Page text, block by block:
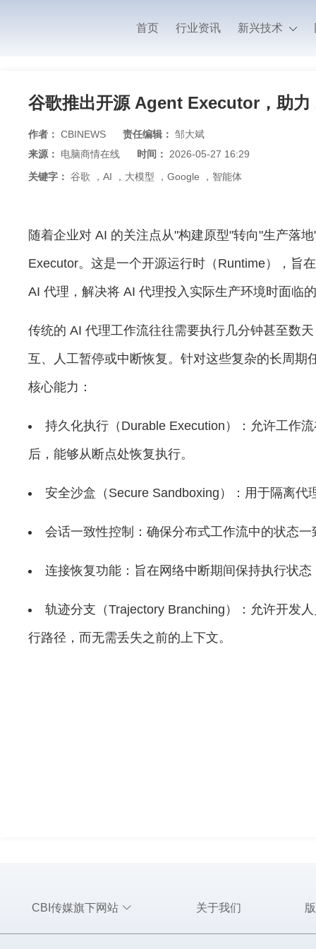
首页 行业资讯 新兴技术
谷歌推出开源 Agent Executor，助力
作者： CBINEWS 责任编辑： 邹大斌
来源： 电脑商情在线 时间： 2026-05-27 16:29
关键字： 谷歌 ， AI ， 大模型 ， Google ， 智能体
随着企业对 AI 的关注点从"构建原型"转向"生产落
Executor。这是一个开源运行时（Runtime），旨
AI 代理，解决将 AI 代理投入实际生产环境时面临
传统的 AI 代理工作流往往需要执行几分钟甚至数
互、人工暂停或中断恢复。针对这些复杂的长周期
核心能力：
持久化执行（Durable Execution）：允许工作
后，能够从断点处恢复执行。
安全沙盒（Secure Sandboxing）：用于隔离代
会话一致性控制：确保分布式工作流中的状态一
连接恢复功能：旨在网络中断期间保持执行状
轨迹分支（Trajectory Branching）：允许开发
行路径，而无需丢失之前的上下文。
CBI传媒旗下网站 关于我们